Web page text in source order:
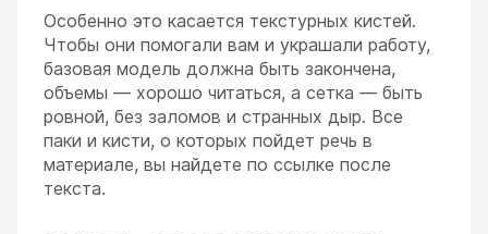
Особенно это касается текстурных кистей.
Чтобы они помогали вам и украшали работу,
базовая модель должна быть закончена,
объемы — хорошо читаться, а сетка — быть
ровной, без заломов и странных дыр. Все
паки и кисти, о которых пойдет речь в
материале, вы найдете по ссылке после
текста.